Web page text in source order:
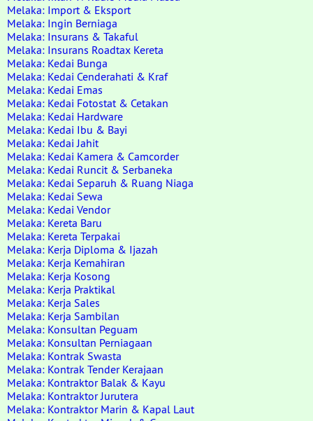
Melaka: Import & Eksport
Melaka: Ingin Berniaga
Melaka: Insurans & Takaful
Melaka: Insurans Roadtax Kereta
Melaka: Kedai Bunga
Melaka: Kedai Cenderahati & Kraf
Melaka: Kedai Emas
Melaka: Kedai Fotostat & Cetakan
Melaka: Kedai Hardware
Melaka: Kedai Ibu & Bayi
Melaka: Kedai Jahit
Melaka: Kedai Kamera & Camcorder
Melaka: Kedai Runcit & Serbaneka
Melaka: Kedai Separuh & Ruang Niaga
Melaka: Kedai Sewa
Melaka: Kedai Vendor
Melaka: Kereta Baru
Melaka: Kereta Terpakai
Melaka: Kerja Diploma & Ijazah
Melaka: Kerja Kemahiran
Melaka: Kerja Kosong
Melaka: Kerja Praktikal
Melaka: Kerja Sales
Melaka: Kerja Sambilan
Melaka: Konsultan Peguam
Melaka: Konsultan Perniagaan
Melaka: Kontrak Swasta
Melaka: Kontrak Tender Kerajaan
Melaka: Kontraktor Balak & Kayu
Melaka: Kontraktor Jurutera
Melaka: Kontraktor Marin & Kapal Laut